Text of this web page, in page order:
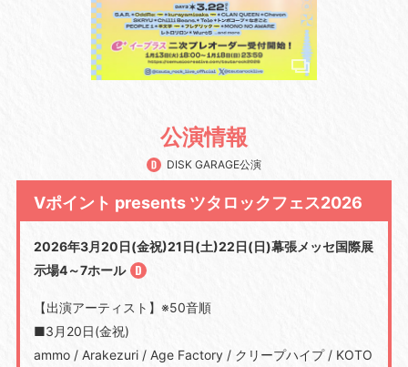
公演情報
DISK GARAGE公演
Vポイント presents ツタロックフェス2026
2026年3月20日(金祝)21日(土)22日(日)幕張メッセ国際展
示場4～7ホール
【出演アーティスト】※50音順
■3⽉20⽇(⾦祝)
ammo / Arakezuri / Age Factory / クリープハイプ/ KOTO